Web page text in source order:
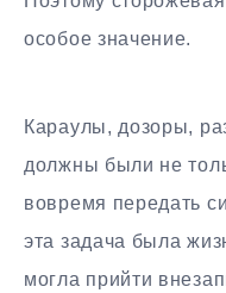
особое значение.
Караулы, дозоры,
должны были не
вовремя передать
эта задача была
могла прийти